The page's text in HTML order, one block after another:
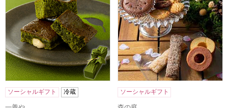
ソーシャルギフト 冷蔵 ソーシャルギフト